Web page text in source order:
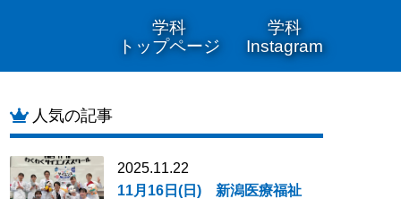
学科
トップページ
学科
Instagram
人気の記事
2025.11.22
11月16日(日) 新潟医療福祉